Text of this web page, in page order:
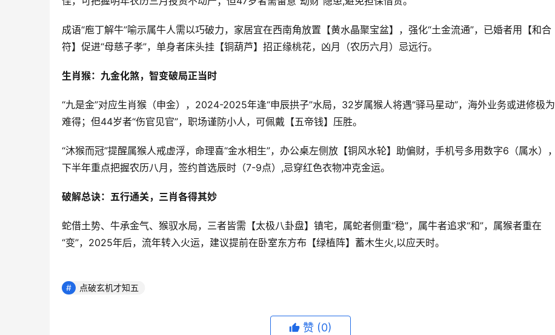
成语“庖丁解牛”喻示属牛人需以巧破力，家居宜在西南角放置【黄水晶聚宝盆】，强化“土金流通”，已婚者用【和合
符】促进“母慈子孝”，单身者床头挂【铜葫芦】招正缘桃花，凶月（农历六月）忌远行。
生肖猴：九金化煞，智变破局正当时
“九是金”对应生肖猴（申金），2024-2025年逢“申辰拱子”水局，32岁属猴人将遇“驿马星动”，海外业务或进修极为
难得；但44岁者“伤官见官”，职场谨防小人，可佩戴【五帝钱】压胜。
“沐猴而冠”提醒属猴人戒虚浮，命理喜“金水相生”，办公桌左侧放【铜风水轮】助偏财，手机号多用数字6（属水），
下半年重点把握农历八月，签约首选辰时（7-9点）,忌穿红色衣物冲克金运。
破解总诀：五行通关，三肖各得其妙
蛇借土势、牛承金气、猴驭水局，三者皆需【太极八卦盘】镇宅，属蛇者侧重“稳”，属牛者追求“和”，属猴者重在
“变”，2025年后，流年转入火运，建议提前在卧室东方布【绿植阵】蓄木生火,以应天时。
点破玄机才知五
赞 (0)